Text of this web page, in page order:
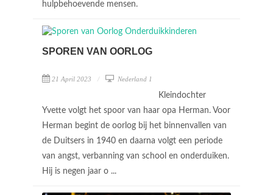
hulpbehoevende mensen.
SPOREN VAN OORLOG
21 April 2023 Nederland 1
Kleindochter
Yvette volgt het spoor van haar opa Herman. Voor
Herman begint de oorlog bij het binnenvallen van
de Duitsers in 1940 en daarna volgt een periode
van angst, verbanning van school en onderduiken.
Hij is negen jaar o ...